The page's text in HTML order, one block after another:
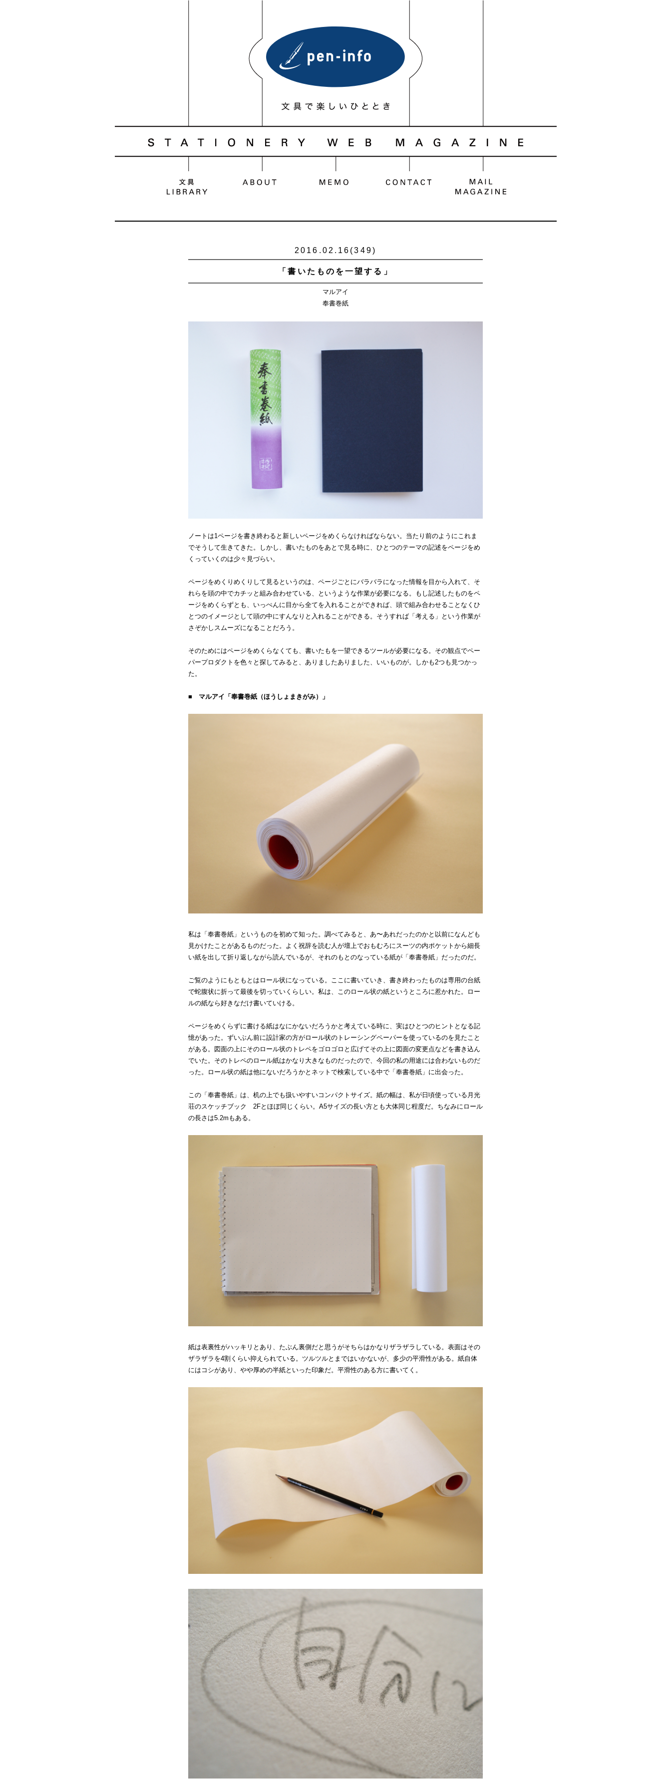
2016.02.16(349)
「書いたものを一望する」
マルアイ
奉書巻紙
ノートは1ページを書き終わると新しいページをめくらなければならない。当たり前のようにこれま
でそうして生きてきた。しかし、書いたものをあとで見る時に、ひとつのテーマの記述をページをめ
くっていくのは少々見づらい。
ページをめくりめくりして見るというのは、ページごとにバラバラになった情報を目から入れて、そ
れらを頭の中でカチッと組み合わせている、というような作業が必要になる。もし記述したものをペ
ージをめくらずとも、いっぺんに目から全てを入れることができれば、頭で組み合わせることなくひ
とつのイメージとして頭の中にすんなりと入れることができる。そうすれば「考える」という作業が
さぞかしスムーズになることだろう。
そのためにはページをめくらなくても、書いたもを一望できるツールが必要になる。その観点でペー
パープロダクトを色々と探してみると、ありましたありました、いいものが。しかも2つも見つかっ
た。
■ マルアイ「奉書巻紙（ほうしょまきがみ）」
私は「奉書巻紙」というものを初めて知った。調べてみると、あ〜あれだったのかと以前になんども
見かけたことがあるものだった。よく祝辞を読む人が壇上でおもむろにスーツの内ポケットから細長
い紙を出して折り返しながら読んでいるが、それのもとのなっている紙が「奉書巻紙」だったのだ。
ご覧のようにもともとはロール状になっている。ここに書いていき、書き終わったものは専用の台紙
で蛇腹状に折って最後を切っていくらしい。私は、このロール状の紙というところに惹かれた。ロー
ルの紙なら好きなだけ書いていける。
ページをめくらずに書ける紙はなにかないだろうかと考えている時に、実はひとつのヒントとなる記
憶があった。ずいぶん前に設計家の方がロール状のトレーシングペーパーを使っているのを見たこと
がある。図面の上にそのロール状のトレペをゴロゴロと広げてその上に図面の変更点などを書き込ん
でいた。そのトレペのロール紙はかなり大きなものだったので、今回の私の用途には合わないものだ
った。ロール状の紙は他にないだろうかとネットで検索している中で「奉書巻紙」に出会った。
この「奉書巻紙」は、机の上でも扱いやすいコンパクトサイズ。紙の幅は、私が日頃使っている月光
荘のスケッチブック 2Fとほぼ同じくらい。A5サイズの長い方とも大体同じ程度だ。ちなみにロール
の長さは5.2mもある。
紙は表裏性がハッキリとあり、たぶん裏側だと思うがそちらはかなりザラザラしている。表面はその
ザラザラを4割くらい抑えられている。ツルツルとまではいかないが、多少の平滑性がある。紙自体
にはコシがあり、やや厚めの半紙といった印象だ。平滑性のある方に書いてく。